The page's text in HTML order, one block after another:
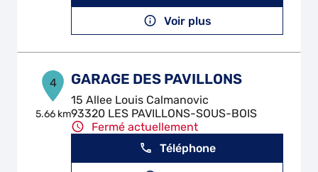
Voir plus
4
5.66 km
GARAGE DES PAVILLONS
15 Allee Louis Calmanovic
93320 LES PAVILLONS-SOUS-BOIS
Fermé actuellement
Téléphone